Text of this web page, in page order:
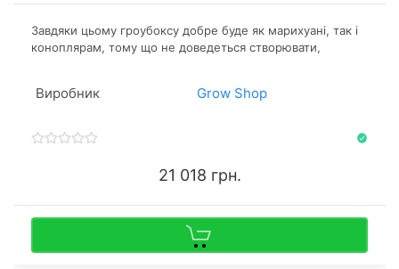
Завдяки цьому гроубоксу добре буде як марихуані, так і
коноплярам, тому що не доведеться створювати,
Виробник Grow Shop
21 018 грн.